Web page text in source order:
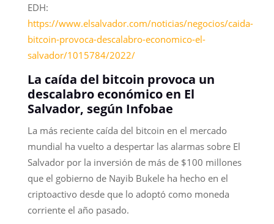
EDH:
https://www.elsalvador.com/noticias/negocios/caida-
bitcoin-provoca-descalabro-economico-el-
salvador/1015784/2022/
La caída del bitcoin provoca un
descalabro económico en El
Salvador, según Infobae
La más reciente caída del bitcoin en el mercado
mundial ha vuelto a despertar las alarmas sobre El
Salvador por la inversión de más de $100 millones
que el gobierno de Nayib Bukele ha hecho en el
criptoactivo desde que lo adoptó como moneda
corriente el año pasado.